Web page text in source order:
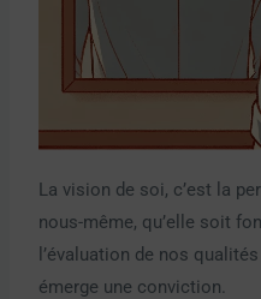
La vision de soi, c’est la
nous-même, qu’elle soit
l’évaluation de nos
émerge une conviction.